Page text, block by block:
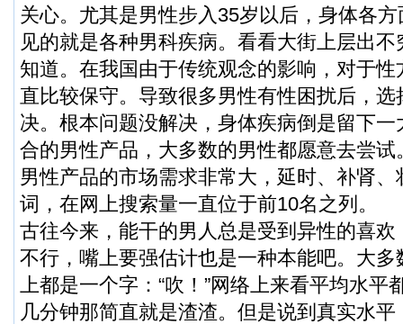
关心。尤其是男性步入35岁以后，身体各
见的就是各种男科疾病。看看大街上层出
知道。 在我国由于传统观念的影响，对于
直比较保守。导致很多男性有性困扰后，
决。根本问题没解决，身体疾病倒是留下
合的男性产品，大多数的男性都愿意去尝
男性产品的市场需求非常大，延时、补肾
词，在网上搜索量一直位于前10名之列。
古往今来，能干的男人总是受到异性的喜
不行，嘴上要强估计也是一种本能吧。大
上都是一个字：“吹！”网络上来看平均水平
几分钟那简直就是渣渣。但是说到真实水